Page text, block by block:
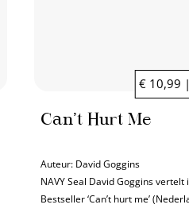
€ 10,99
Can’t Hurt Me
Auteur: David Goggins
NAVY Seal David Goggins
Bestseller ‘Can’t hurt me’